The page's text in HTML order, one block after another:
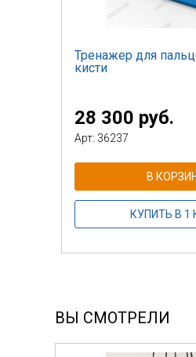
Тренажер для
кисти
28 300 руб.
Арт: 36237
В
КУПИТЬ В 1
ВЫ СМОТРЕЛИ